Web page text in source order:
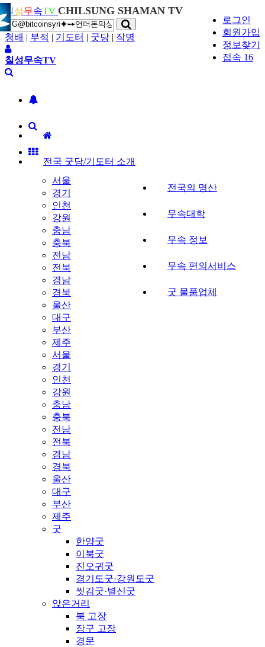
로그인
회원가입
정보찾기
접속 16
칠성무속TV CHILSUNG SHAMAN TV
청배 | 부적 | 기도터 | 굿당 | 작명
칠성무속TV
전국 굿당/기도터 소개
서울
경기
인천
강원
충남
충북
전남
전북
경남
경북
울산
대구
부산
제주
전국의 명산
서울
경기
인천
강원
충남
충북
전남
전북
경남
경북
울산
대구
부산
제주
무속대학
굿
한양굿
이북굿
진오귀굿
경기도굿·강원도굿
씻김굿·별신굿
앉은거리
북 고장
장구 고장
경문
무속 정보
무속 편의서비스
굿 물품업체